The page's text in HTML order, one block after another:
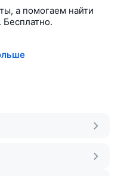
а помогаем найти